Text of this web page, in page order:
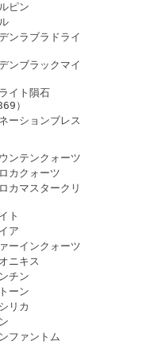
ピン
ンラブラドライ
ンブラックマイ
イト隕石
）
ーションブレス
ンテンクォーツ
カクォーツ
カマスタークリ
ト
ア
ーインクォーツ
ニキス
チン
ーン
リカ
ファントム